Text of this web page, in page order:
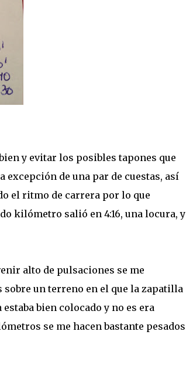
y evitar los posibles tapones que
de una par de cuestas, así
el ritmo de carrera por lo que
kilómetro salió en 4:16, una locura, y
alto de pulsaciones se me
sobre un terreno en el que la zapatilla
bien colocado y no es era
se me hacen bastante pesados